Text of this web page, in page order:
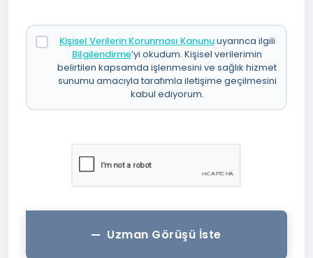
Kişisel Verilerin Korunması Kanunuuyarınca ilgili
Bilgilendirme’yi okudum. Kişisel verilerimin
belirtilen kapsamda işlenmesini ve sağlık hizmet
sunumu amacıyla tarafımla iletişime geçilmesini
kabul ediyorum.
Uzman Görüşü İste